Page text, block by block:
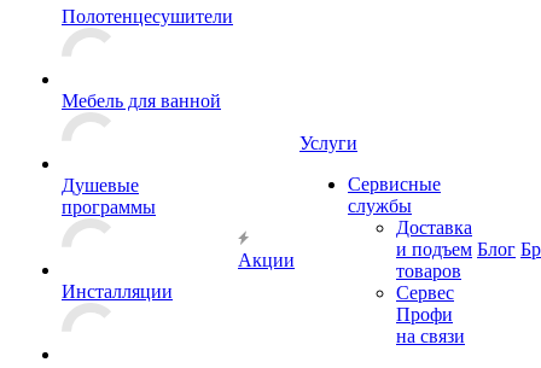
Полотенцесушители
Мебель для ванной
Душевые
программы
Инсталляции
Акции
Услуги
Сервисные
службы
Доставка
и подъем
товаров
Сервес
Профи
на связи
Блог